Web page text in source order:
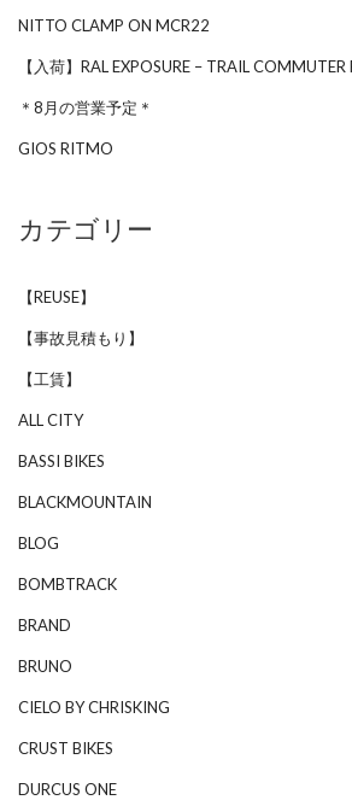
NITTO CLAMP ON MCR22
【入荷】RAL EXPOSURE – TRAIL COMMUTER
＊8月の営業予定＊
GIOS RITMO
カテゴリー
【REUSE】
【事故見積もり】
【工賃】
ALL CITY
BASSI BIKES
BLACKMOUNTAIN
BLOG
BOMBTRACK
BRAND
BRUNO
CIELO BY CHRISKING
CRUST BIKES
DURCUS ONE